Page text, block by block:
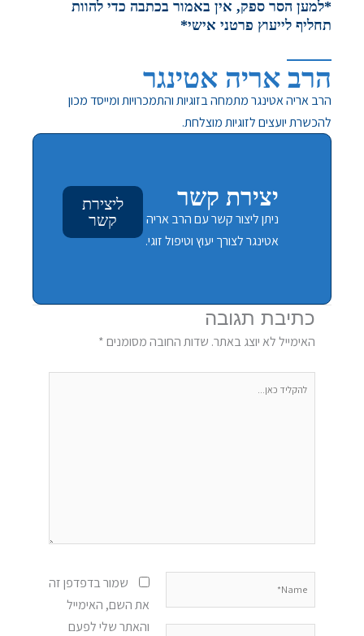
*למען הסר ספק, אין באמור בכתבה כדי להוות
תחליף לייעוץ פרטני אישי*
הרב אריה אטינגר
הרב אריה אטינגר מתמחה בזוגיות והתמכרויות ומייסד מכון
להכשרת יועצים לזוגיות מוצלחת.
יצירת קשר
ניתן ליצור קשר עם הרב אריה
אטינגר לצורך יעוץ וטיפול זוגי.
ליצירת
קשר
כתיבת תגובה
האימייל לא יוצג באתר. שדות החובה מסומנים*
להקליד
שמור בדפדפן זה
את השם, האימייל
והאתר שלי לפעם